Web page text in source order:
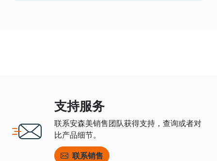
支持服务
联系安森美销售团队获得支持，查询或者对
比产品细节。
联系销售